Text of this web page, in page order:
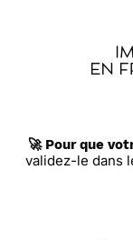
🚀 Pour que
validez-le dans